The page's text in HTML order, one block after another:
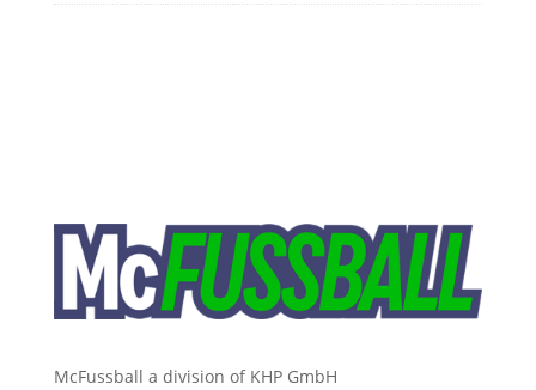
McFussball a division of KHP GmbH